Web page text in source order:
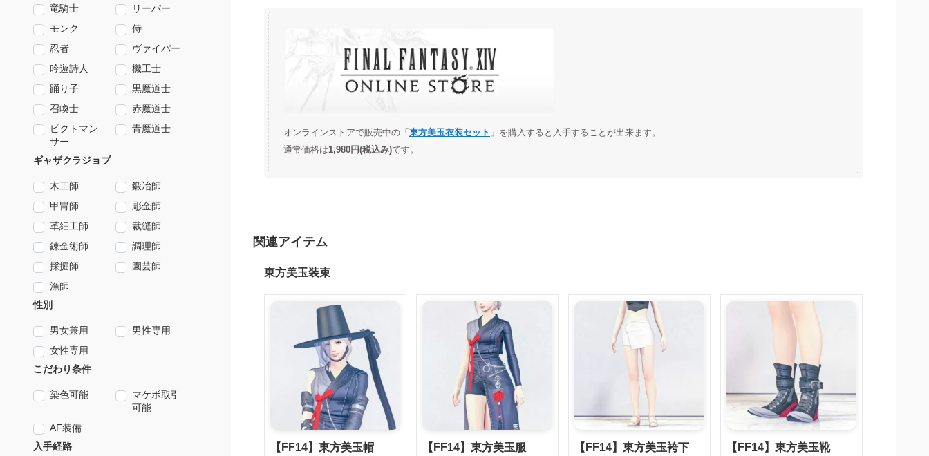
オンラインストアで販売中の「 東方美玉衣装セット 」を購入すると入手することが出来ます。
通常価格は1,980円(税込み)です。
関連アイテム
東方美玉装束
【FF14】東方美玉帽 【FF14】東方美玉服 【FF14】東方美玉袴下 【FF14】東方美玉靴
竜騎士
リーパー
モンク
侍
忍者
ヴァイパー
吟遊詩人
機工士
踊り子
黒魔道士
召喚士
赤魔道士
ピクトマン
サー
青魔道士
ギャザクラジョブ
木工師
鍛冶師
甲冑師
彫金師
革細工師
裁縫師
錬金術師
調理師
採掘師
園芸師
漁師
性別
男女兼用
男性専用
女性専用
こだわり条件
染色可能
マケボ取引
可能
AF装備
入手経路